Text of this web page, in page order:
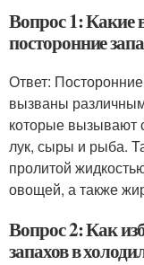
Вопрос 1: Какие
посторонние
Ответ:
вызваны
которые вызывают
лук, сыры и рыба.
пролитой
овощей, а также
Вопрос 2: Как
запахов в